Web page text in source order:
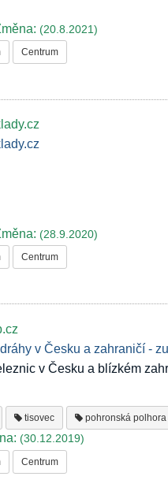
(20.8.2021)
Centrum
(28.9.2020)
Centrum
v Česku a zahraničí -
v Česku a blízkém
tisovec pohronská polhora
(30.12.2019)
Centrum